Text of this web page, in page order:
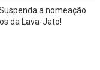
a nomeação
da Lava-Jato!